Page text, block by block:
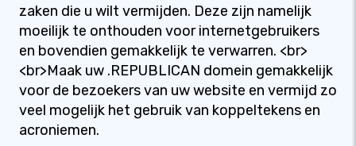
zaken die u wilt vermijden. Deze zijn namelijk
moeilijk te onthouden voor internetgebruikers
en bovendien gemakkelijk te verwarren. <br>
<br>Maak uw .REPUBLICAN domein gemakkelijk
voor de bezoekers van uw website en vermijd zo
veel mogelijk het gebruik van koppeltekens en
acroniemen.